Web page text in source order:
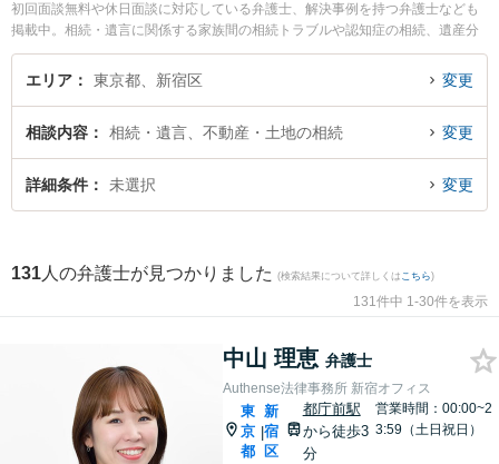
初回面談無料や休日面談に対応している弁護士、解決事例を持つ弁護士なども
掲載中。相続・遺言に関係する家族間の相続トラブルや認知症の相続、遺産分
割等の細かな分野での絞り込み検索もでき便利です。特にAuthense法律事務所
新宿オフィスの中山 理恵弁護士や中嶋法律事務所の早田 智紀弁護士、ゴッディ
ラブルを今すぐに弁護士に相談したい』『不動産・土地の相続のトラブル解決
の実績豊富な近くの弁護士を検索したい』『初回相談無料で不動産・土地の相
続を法律相談できる新宿区内の弁護士に相談予約したい』などでお困りの相談
エリア 東京都、新宿区 変更
相談内容 相続・遺言、不動産・土地の相続 変更
詳細条件 未選択 変更
131 人の弁護士が見つかりました (検索結果について詳しくは こちら)
131件中 1-30件を表示
中山 理恵 弁護士
Authense法律事務所 新宿オフィス
東
京
都
|
新
宿
区
都庁前駅
から徒歩3
分
営業時間：00:00~2
3:59（土日祝日）